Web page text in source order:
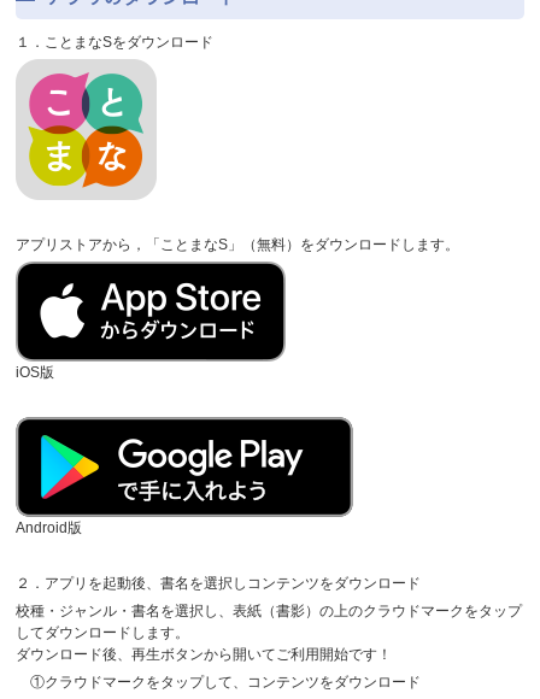
１．ことまなSをダウンロード
アプリストアから，「ことまなS」（無料）をダウンロードします。
iOS版
Android版
２．アプリを起動後、書名を選択しコンテンツをダウンロード
校種・ジャンル・書名を選択し、表紙（書影）の上のクラウドマークをタップ
してダウンロードします。
ダウンロード後、再生ボタンから開いてご利用開始です！
①クラウドマークをタップして、コンテンツをダウンロード